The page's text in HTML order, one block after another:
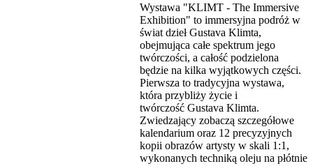
Wystawa "KLIMT - The Immersive
Exhibition" to immersyjna podróż w
świat dzieł Gustava Klimta,
obejmująca całe spektrum jego
twórczości, a całość podzielona
będzie na kilka wyjątkowych części.
Pierwsza to tradycyjna wystawa,
która przybliży życie i
twórczość Gustava Klimta.
Zwiedzający zobaczą szczegółowe
kalendarium oraz 12 precyzyjnych
kopii obrazów artysty w skali 1:1,
wykonanych techniką oleju na płótnie